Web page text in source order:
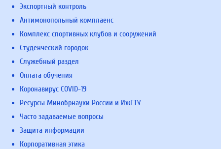
Экспортный контроль
Антимонопольный комплаенс
Комплекс спортивных клубов и сооружений
Студенческий городок
Служебный раздел
Оплата обучения
Коронавирус COVID-19
Ресурсы Минобрнауки России и ИжГТУ
Часто задаваемые вопросы
Защита информации
Корпоративная этика